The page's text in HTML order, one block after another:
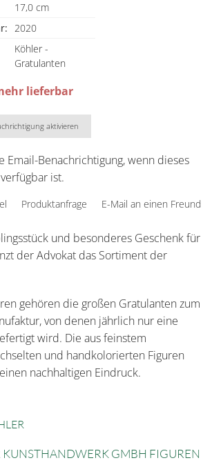
17,0 cm
2020
Köhler -
Gratulanten
lieferbar
aktivieren
Email-Benachrichtigung, wenn dieses
ist.
Produktanfrage E-Mail an einen Freund
und besonderes Geschenk für
der Advokat das Sortiment der
gehören die großen Gratulanten zum
von denen jährlich nur eine
wird. Die aus feinstem
und handkolorierten Figuren
nachhaltigen Eindruck.
GMBH FIGUREN